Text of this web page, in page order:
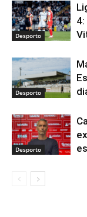
Desporto
Desporto
Desporto